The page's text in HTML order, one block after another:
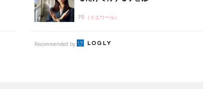
お金・手続き
出産費用やもらえるお金・必要な手続きを知ろ